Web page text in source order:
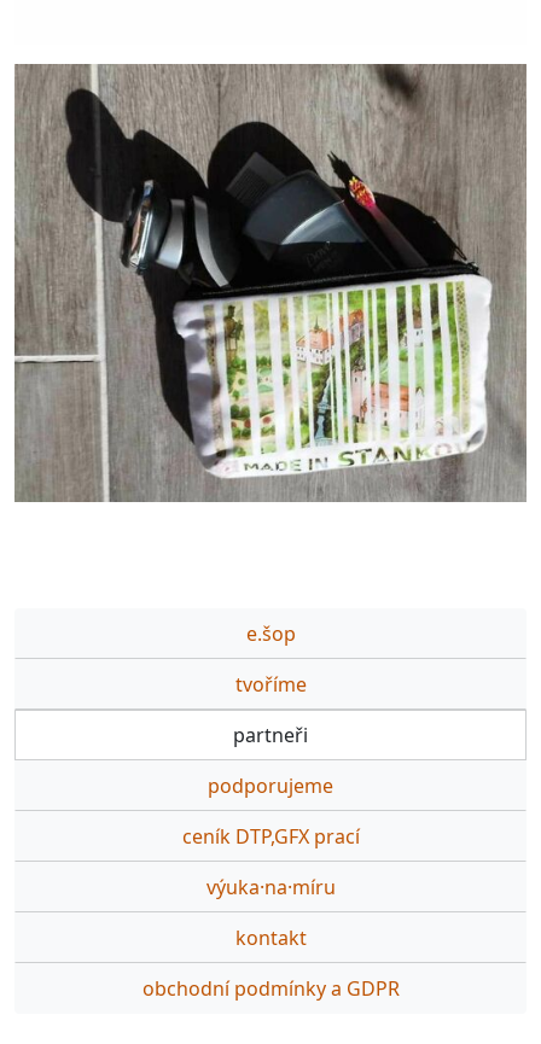
e.šop
tvoříme
partneři
podporujeme
ceník DTP,GFX prací
výuka·na·míru
kontakt
obchodní podmínky a GDPR